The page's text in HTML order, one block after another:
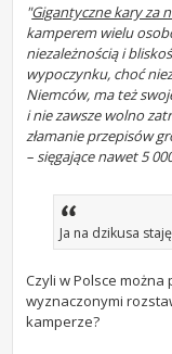
"Gigantyczne kary za
kamperem wielu
niezależnością i
wypoczynku, choć
Niemców, ma też
i nie zawsze wolno
złamanie przepisów
– sięgające nawet 5
Ja na dzikusa
Czyli w Polsce można
wyznaczonymi
kamperze?